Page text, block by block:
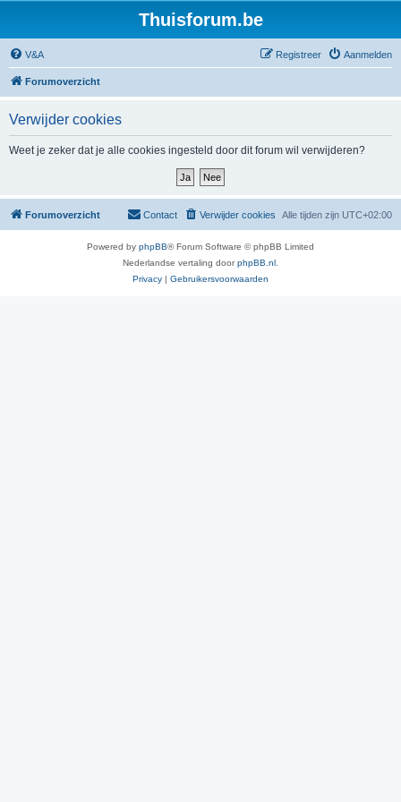
Thuisforum.be
V&A Aanmelden
Registreer
Forumoverzicht
Verwijder cookies
Weet je zeker dat je alle cookies ingesteld door dit forum wil verwijderen?
Forumoverzicht Alle tijden zijn UTC+02:00
Verwijder cookies
Contact
Powered by phpBB® Forum Software © phpBB Limited
Nederlandse vertaling doorphpBB.nl
Privacy | Gebruikersvoorwaarden